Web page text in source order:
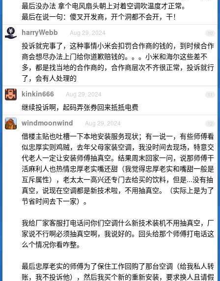
最后没办法 拿个电风扇头朝上对着空调吹温度才正常。
最后在说一句：傻叉开发商，开个洞都不会开，干！
10
harryWebb Aug 29, 2024
投诉就完事了，这种事情小米会扣罚合作商的钱的，到时候合作
商会想尽办法上门给你道歉赔钱的。。。小米和海尔这些差不
多，都是找当地的合作商的，合作商层次不齐很正常，投诉就行
了，会有人处理的
11
kinkin666 Aug 29, 2024
继续投诉啊，起码弄张券回来抵抵电费
12
windmoonwind Aug 29, 2024
借楼主贴也吐槽一下本地安装服务现状；有一说一，有些师傅看
似忠厚实则鸡贼，去年父母家装空调，我没时间去现场，特意交
代老人一定让安装师傅抽真空。结果周末回家一问，说那师傅干
活麻利人也热情忠厚老实嘴还甜（我觉得忠厚老实和嘴甜一般是
互斥属性），老太太一高兴还专门去给买的饮料，但是...没有抽
真空，说现在空调都是新技术啦，不用抽真空。（实际上是为了
节省时间去下一家）。
我给厂家客服打电话问你们空调什么新技术装机不用抽真空，厂
家说不行啊必须抽真空啊，我说好的。回头给那个师傅打电话这
么个情况你看咋整。
最后忠厚老实的师傅为了保住工作回购了那台空调（给我私人转
账，我不投诉他），然后我买个新的重新安装，要求换人且请假